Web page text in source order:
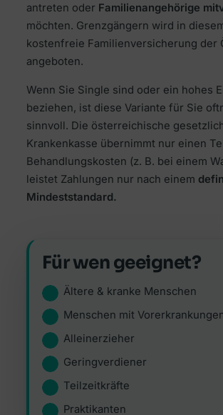
antreten oder Familienangehörige
möchten. Grenzgängern wird in
kostenfreie Familienversicherung der
angeboten.
Wenn Sie Single sind oder ein hohes
beziehen, ist diese Variante für Sie
sinnvoll. Die österreichische
Krankenkasse übernimmt nur einen
Behandlungskosten (z. B. bei einem
leistet Zahlungen nur nach einem
Mindeststandard.
Für wen geeignet?
Ältere & kranke Menschen
Menschen mit
Alleinerzieher
Geringverdiener
Teilzeitkräfte
Praktikanten